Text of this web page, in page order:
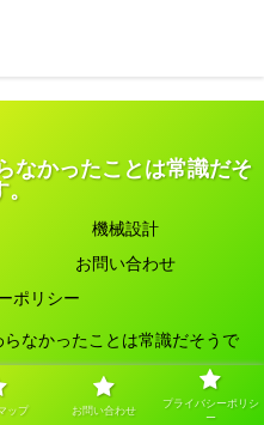
なかったことは常識だそ
。
機械設計
お問い合わせ
ポリシー
なかったことは常識だそうで
.
ップ お問い合わせ
プライバシーポリシ
ー